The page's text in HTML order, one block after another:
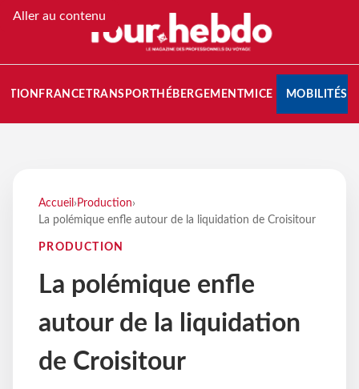
Aller au contenu
FRANCETRANSPORT HÉBERGEMENTMICE MOBILITÉS
Accueil › Production›
La polémique enfle autour de la liquidation de Croisitour
PRODUCTION
La polémique enfle
autour de la liquidation
de Croisitour